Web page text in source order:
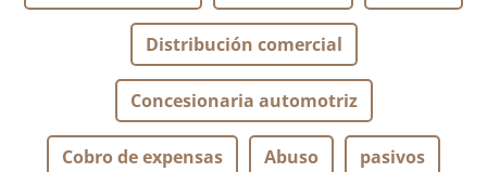
Distribución comercial
Concesionaria automotriz
Cobro de expensas Abuso pasivos